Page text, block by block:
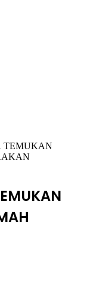
TEMUKAN